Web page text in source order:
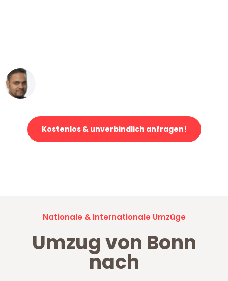
Kostenlos & unverbindlich anfragen!
Nationale & Internationale Umzüge
Umzug von Bonn
nach